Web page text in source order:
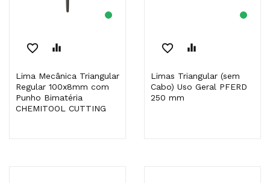
favorite_border equalizer
Lima Mecânica Triangular
Regular 100x8mm com
Punho Bimatéria
CHEMITOOL CUTTING
favorite_border equalizer
Limas Triangular (sem
Cabo) Uso Geral PFERD
250 mm